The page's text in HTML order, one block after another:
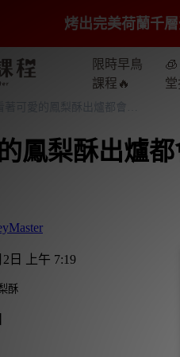
限時早鳥
課程🔥
堂
鳳梨酥出爐
2日 上午 7:19
酥
烤出完美荷蘭千